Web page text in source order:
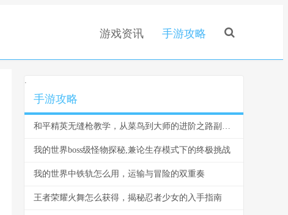
游戏资讯 手游攻略
.
手游攻略
和平精英无缝枪教学，从菜鸟到大师的进阶之路副标题，压枪细节揭秘助力巅峰对决
我的世界boss级怪物探秘,兼论生存模式下的终极挑战
我的世界中铁轨怎么用，运输与冒险的双重奏
王者荣耀火舞怎么获得，揭秘忍者少女的入手指南